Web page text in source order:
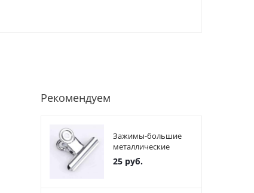
Рекомендуем
Зажимы-большие
металлические
25 руб.